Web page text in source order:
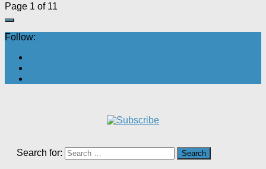
Page 1 of 11
Follow:
Search for: